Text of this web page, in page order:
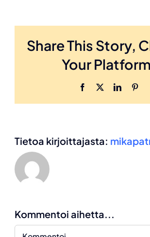
Share This Story,
Your
Facebook LinkedIn
Tietoa kirjoittajasta:
Kommentoi aihetta...
Kommentti